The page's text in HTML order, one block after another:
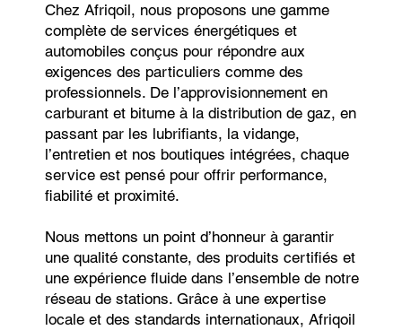
Chez Afriqoil, nous proposons une gamme
complète de services énergétiques et
automobiles conçus pour répondre aux
exigences des particuliers comme des
professionnels. De l’approvisionnement en
carburant et bitume à la distribution de gaz, en
passant par les lubrifiants, la vidange,
l’entretien et nos boutiques intégrées, chaque
service est pensé pour offrir performance,
fiabilité et proximité.
Nous mettons un point d’honneur à garantir
une qualité constante, des produits certifiés et
une expérience fluide dans l’ensemble de notre
réseau de stations. Grâce à une expertise
locale et des standards internationaux, Afriqoil